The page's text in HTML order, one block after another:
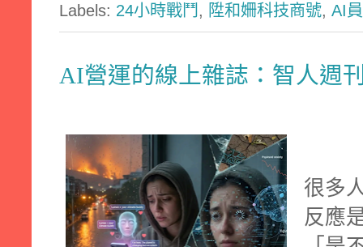
Labels: 24小時戰鬥 , 陞和姍科技商號, AI
AI營運的線上雜誌：智人週
很多
反應